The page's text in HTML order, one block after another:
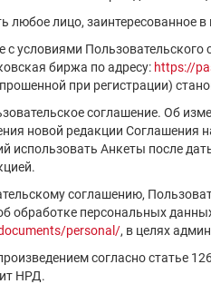
любое лицо, заинтересованное
условиями
биржа по адресу: https://
при регистрации)
соглашение. Об
новой редакции Соглашения
Анкеты после
соглашению,
обработке персональных
personal/, в целях
согласно статье
НРД.